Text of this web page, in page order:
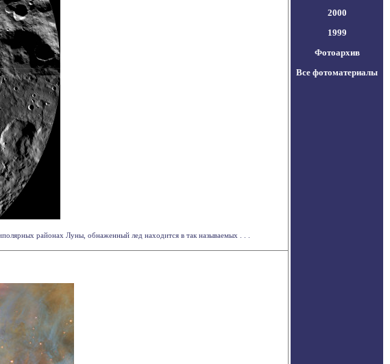
районах Луны, обнаженный лед находится в так называемых . . .
2000
1999
Фотоархив
Все фотоматериалы